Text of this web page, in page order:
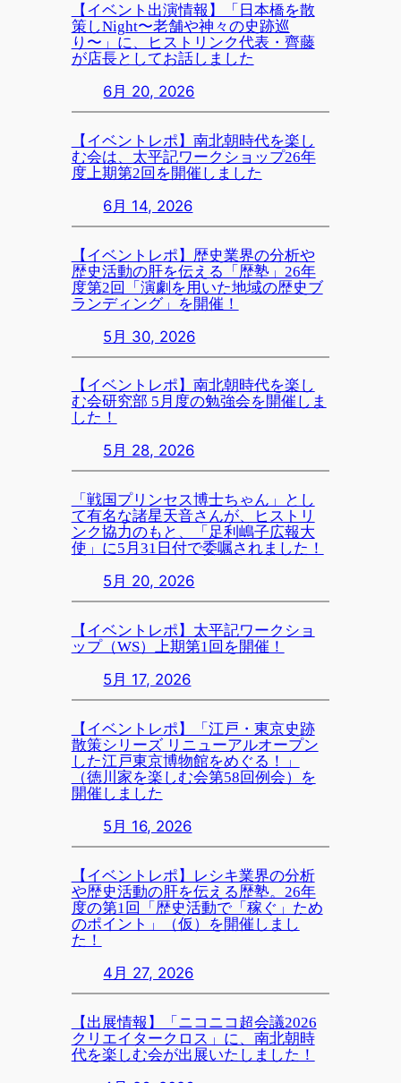
【イベント出演情報】「日本橋を散
策しNight〜老舗や神々の史跡巡
り〜」に、ヒストリンク代表・齊藤
が店長としてお話しました
6月 20, 2026
【イベントレポ】南北朝時代を楽し
む会は、太平記ワークショップ26年
度上期第2回を開催しました
6月 14, 2026
【イベントレポ】歴史業界の分析や
歴史活動の肝を伝える「歴塾」26年
度第2回「演劇を用いた地域の歴史ブ
ランディング」を開催！
5月 30, 2026
【イベントレポ】南北朝時代を楽し
む会研究部 5月度の勉強会を開催しま
した！
5月 28, 2026
「戦国プリンセス博士ちゃん」とし
て有名な諸星天音さんが、ヒストリ
ンク協力のもと、「足利嶋子広報大
使」に5月31日付で委嘱されました！
5月 20, 2026
【イベントレポ】太平記ワークショ
ップ（WS）上期第1回を開催！
5月 17, 2026
【イベントレポ】「江戸・東京史跡
散策シリーズ リニューアルオープン
した江戸東京博物館をめぐる！」
（徳川家を楽しむ会第58回例会）を
開催しました
5月 16, 2026
【イベントレポ】レシキ業界の分析
や歴史活動の肝を伝える歴塾。26年
度の第1回「歴史活動で「稼ぐ」ため
のポイント」（仮）を開催しまし
た！
4月 27, 2026
【出展情報】「ニコニコ超会議2026
クリエイタークロス」に、南北朝時
代を楽しむ会が出展いたしました！